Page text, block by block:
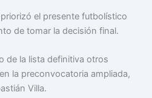
el presente futbolístico
de tomar la decisión final.
de la lista definitiva otros
la preconvocatoria ampliada,
Villa.